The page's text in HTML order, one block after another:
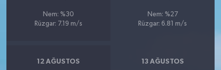
Nem: %30
Rüzgar: 7.19 m/s
Nem: %27
Rüzgar: 6.81 m/s
12 AĞUSTOS 13 AĞUSTOS